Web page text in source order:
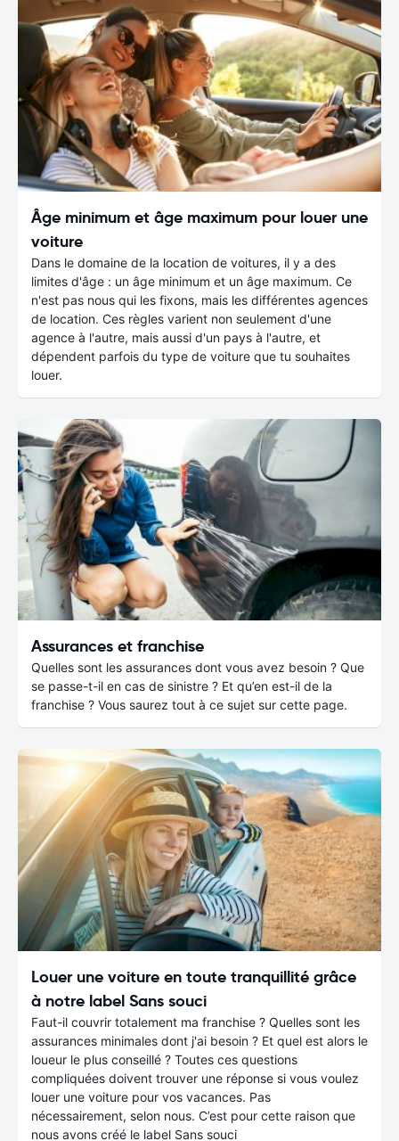
Âge minimum et âge maximum pour louer une
voiture
Dans le domaine de la location de voitures, il y a des
limites d'âge : un âge minimum et un âge maximum. Ce
n'est pas nous qui les fixons, mais les différentes agences
de location. Ces règles varient non seulement d'une
agence à l'autre, mais aussi d'un pays à l'autre, et
dépendent parfois du type de voiture que tu souhaites
louer.
Assurances et franchise
Quelles sont les assurances dont vous avez besoin ? Que
se passe-t-il en cas de sinistre ? Et qu’en est-il de la
franchise ? Vous saurez tout à ce sujet sur cette page.
Louer une voiture en toute tranquillité grâce
à notre label Sans souci
Faut-il couvrir totalement ma franchise ? Quelles sont les
assurances minimales dont j'ai besoin ? Et quel est alors le
loueur le plus conseillé ? Toutes ces questions
compliquées doivent trouver une réponse si vous voulez
louer une voiture pour vos vacances. Pas
nécessairement, selon nous. C’est pour cette raison que
nous avons créé le label Sans souci